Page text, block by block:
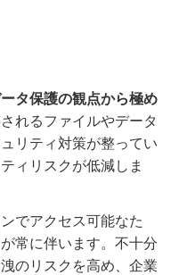
タ保護の観点から極め
れるファイルやデータ
リティ対策が整ってい
ィリスクが低減しま
でアクセス可能なた
常に伴います。不十分
のリスクを高め、企業